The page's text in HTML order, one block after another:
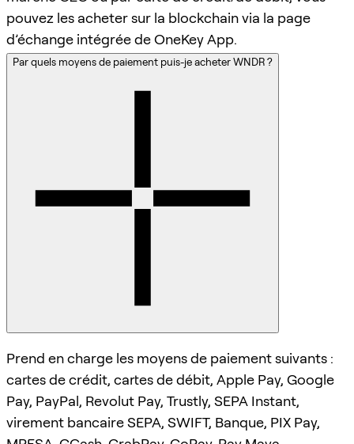
pouvez les acheter sur la blockchain via la page
d’échange intégrée de OneKey App.
Par quels moyens de paiement puis-je acheter WNDR ?
Prend en charge les moyens de paiement suivants :
cartes de crédit, cartes de débit, Apple Pay, Google
Pay, PayPal, Revolut Pay, Trustly, SEPA Instant,
virement bancaire SEPA, SWIFT, Banque, PIX Pay,